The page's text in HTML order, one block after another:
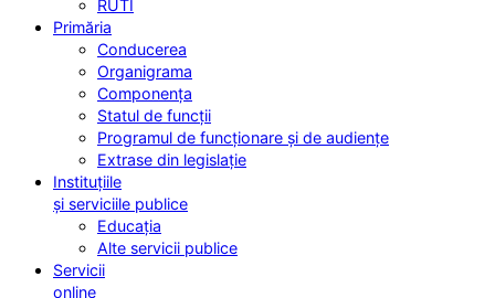
RUTI
Primăria
Conducerea
Organigrama
Componența
Statul de funcții
Programul de funcționare și de audiențe
Extrase din legislație
Instituțiile
și serviciile publice
Educația
Alte servicii publice
Servicii
online